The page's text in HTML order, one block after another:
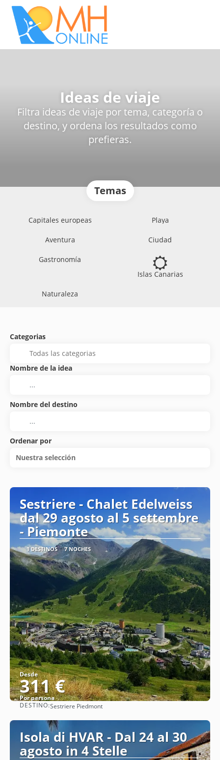
Ideas de viaje
Filtra ideas de viaje por tema, categoría o
destino, y ordena los resultados como
prefieras.
Temas
Capitales europeas Playa
Aventura Ciudad
Gastronomía
Islas Canarias
Naturaleza
Categorias
Nombre de la idea
Nombre del destino
Ordenar por
Nuestra selección
Sestriere - Chalet Edelweiss
dal 29 agosto al 5 settembre
- Piemonte
1 DESTINOS 7 NOCHES
Desde
311 €
Por persona
DESTINO:Sestriere Piedmont
Isola di HVAR - Dal 24 al 30
agosto in 4 Stelle